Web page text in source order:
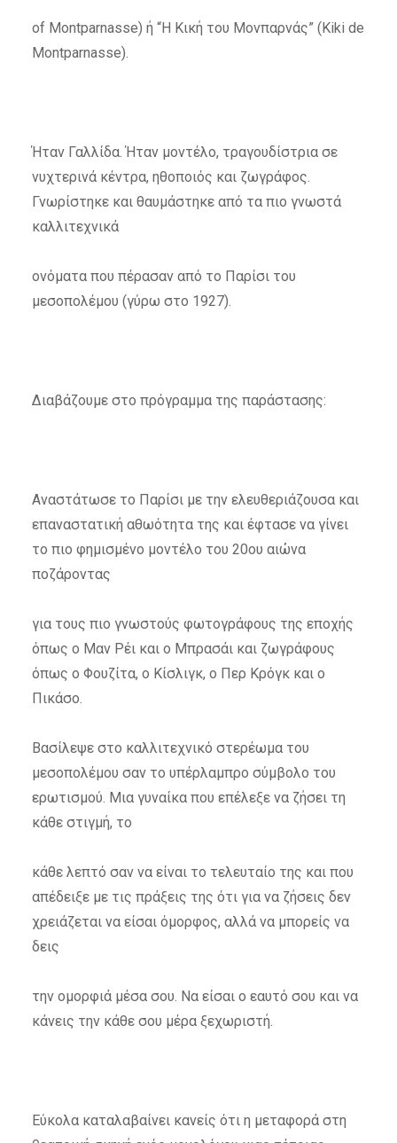
of Montparnasse) ή “Η Κική του Μονπαρνάς” (Kiki de
Montparnasse).
Ήταν Γαλλίδα. Ήταν μοντέλο, τραγουδίστρια σε
νυχτερινά κέντρα, ηθοποιός και ζωγράφος.
Γνωρίστηκε και θαυμάστηκε από τα πιο γνωστά
καλλιτεχνικά
ονόματα που πέρασαν από το Παρίσι του
μεσοπολέμου (γύρω στο 1927).
Διαβάζουμε στο πρόγραμμα της παράστασης:
Αναστάτωσε το Παρίσι με την ελευθεριάζουσα και
επαναστατική αθωότητα της και έφτασε να γίνει
το πιο φημισμένο μοντέλο του 20ου αιώνα
ποζάροντας
για τους πιο γνωστούς φωτογράφους της εποχής
όπως ο Μαν Ρέι και ο Μπρασάι και ζωγράφους
όπως ο Φουζίτα, ο Κίσλιγκ, ο Περ Κρόγκ και ο
Πικάσο.
Βασίλεψε στο καλλιτεχνικό στερέωμα του
μεσοπολέμου σαν το υπέρλαμπρο σύμβολο του
ερωτισμού. Μια γυναίκα που επέλεξε να ζήσει τη
κάθε στιγμή, το
κάθε λεπτό σαν να είναι το τελευταίο της και που
απέδειξε με τις πράξεις της ότι για να ζήσεις δεν
χρειάζεται να είσαι όμορφος, αλλά να μπορείς να
δεις
την ομορφιά μέσα σου. Να είσαι ο εαυτό σου και να
κάνεις την κάθε σου μέρα ξεχωριστή.
Εύκολα καταλαβαίνει κανείς ότι η μεταφορά στη